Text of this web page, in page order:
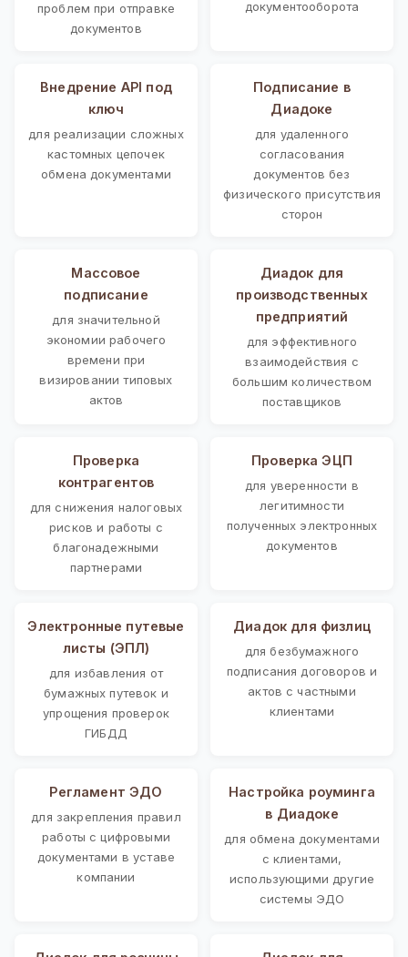
проблем при отправке
документов
документооборота
Внедрение API под
ключ
для реализации сложных
кастомных цепочек
обмена документами
Подписание в
Диадоке
для удаленного
согласования
документов без
физического присутствия
сторон
Массовое
подписание
для значительной
экономии рабочего
времени при
визировании типовых
актов
Диадок для
производственных
предприятий
для эффективного
взаимодействия с
большим количеством
поставщиков
Проверка
контрагентов
для снижения налоговых
рисков и работы с
благонадежными
партнерами
Проверка ЭЦП
для уверенности в
легитимности
полученных электронных
документов
Электронные путевые
листы (ЭПЛ)
для избавления от
бумажных путевок и
упрощения проверок
ГИБДД
Диадок для физлиц
для безбумажного
подписания договоров и
актов с частными
клиентами
Регламент ЭДО
для закрепления правил
работы с цифровыми
документами в уставе
компании
Настройка роуминга
в Диадоке
для обмена документами
с клиентами,
использующими другие
системы ЭДО